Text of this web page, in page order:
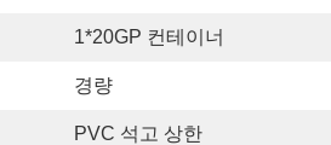
1*20GP 컨테이너
경량
PVC 석고 상한